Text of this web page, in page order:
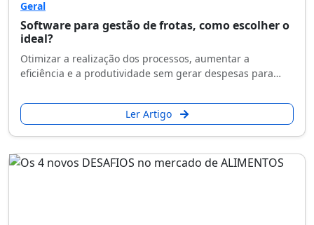
Geral
Software para gestão de frotas, como escolher o
ideal?
Otimizar a realização dos processos, aumentar a
eficiência e a produtividade sem gerar despesas para…
Ler Artigo